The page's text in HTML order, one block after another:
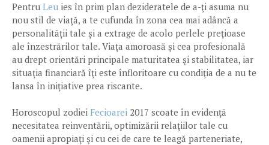
Pentru Leu ies în prim plan dezideratele de a-ţi asuma nu
nou stil de viaţă, a te cufunda în zona cea mai adâncă a
personalităţii tale şi a extrage de acolo perlele preţioase
ale înzestrărilor tale. Viaţa amoroasă şi cea profesională
au drept orientări principale maturitatea şi stabilitatea, iar
situaţia financiară îţi este înfloritoare cu condiţia de a nu te
lansa în iniţiative prea riscante.
Horoscopul zodiei Fecioarei 2017 scoate în evidenţă
necesitatea reinventării, optimizării relaţiilor tale cu
oamenii apropiaţi şi cu cei de care te leagă parteneriate,